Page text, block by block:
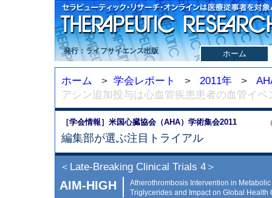
発行：ライフサイエンス出版 ホーム
ホーム > 学会レポート > 2011年 >
アシン追加投与は心血管疾患患者の血管イベ
［学会情報］米国心臓協会（AHA）学術集会2011
編集部が選ぶ注目トライアル
＜Late-Breaking Clinical Trials 4＞
AIM-HIGH
Atherothrombosis Intervention in
Triglycerides and Impact on Global Health